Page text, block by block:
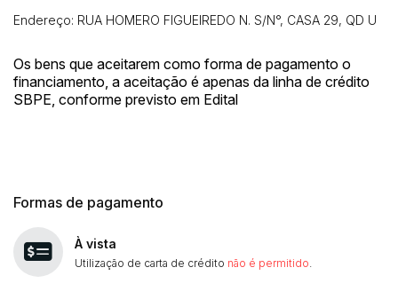
Endereço: RUA HOMERO FIGUEIREDO N. S/N°, CASA 29, QD U
Os bens que aceitarem como forma de pagamento o
financiamento, a aceitação é apenas da linha de crédito
SBPE, conforme previsto em Edital
Formas de pagamento
À vista
Utilização de carta de crédito não é permitido
14/04/2025 18:43:11
14/04/2025 18:43:11 TIAGOFELIPE
Clique aqui para fazer login